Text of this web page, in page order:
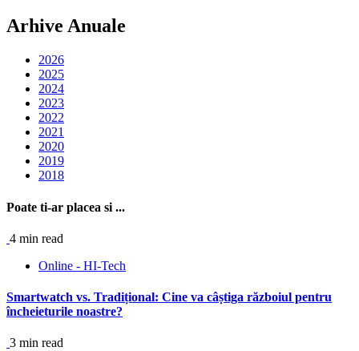
Arhive Anuale
2026
2025
2024
2023
2022
2021
2020
2019
2018
Poate ti-ar placea si ...
4 min read
Online - HI-Tech
Smartwatch vs. Tradițional: Cine va câștiga războiul pentru
încheieturile noastre?
3 min read